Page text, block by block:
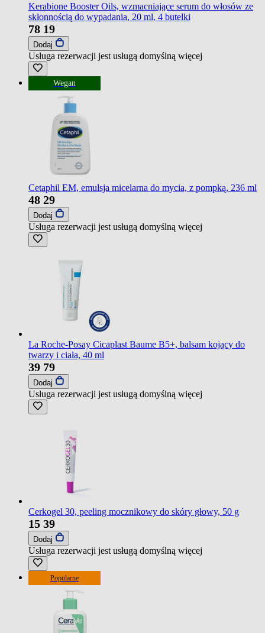
Kerabione Booster Oils, wzmacniające serum do włosów ze
skłonnością do wypadania, 20 ml, 4 butelki
78 19
Dodaj
Usługa rezerwacji jest usługą domyślną więcej
Wegan
Cetaphil EM, emulsja micelarna do mycia, z pompką, 236 ml
48 29
Dodaj
Usługa rezerwacji jest usługą domyślną więcej
La Roche-Posay Cicaplast Baume B5+, balsam kojący do
twarzy i ciała, 40 ml
39 79
Dodaj
Usługa rezerwacji jest usługą domyślną więcej
Cerkogel 30, peeling mocznikowy do skóry głowy, 50 g
15 39
Dodaj
Usługa rezerwacji jest usługą domyślną więcej
Popularne